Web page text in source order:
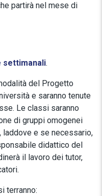
partirà nel mese di
settimanali.
del Progetto
e saranno tenute
Le classi saranno
di gruppi omogenei
e se necessario,
didattico del
il lavoro dei tutor,
terranno: